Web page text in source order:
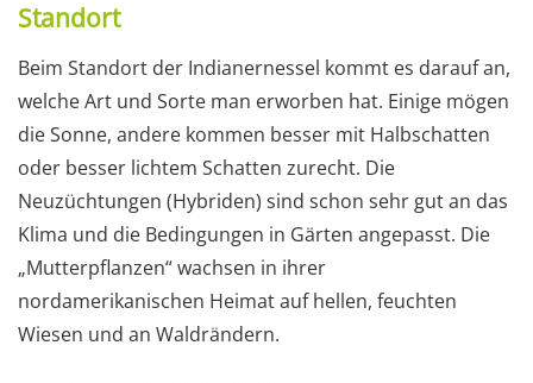
Standort
Beim Standort der Indianernessel kommt es darauf an,
welche Art und Sorte man erworben hat. Einige mögen
die Sonne, andere kommen besser mit Halbschatten
oder besser lichtem Schatten zurecht. Die
Neuzüchtungen (Hybriden) sind schon sehr gut an das
Klima und die Bedingungen in Gärten angepasst. Die
„Mutterpflanzen“ wachsen in ihrer
nordamerikanischen Heimat auf hellen, feuchten
Wiesen und an Waldrändern.